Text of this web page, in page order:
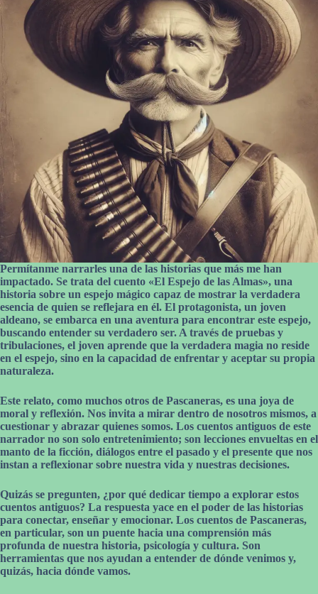
Permítanme narrarles una de las historias que más me han
impactado. Se trata del cuento «El Espejo de las Almas», una
historia sobre un espejo mágico capaz de mostrar la verdadera
esencia de quien se reflejara en él. El protagonista, un joven
aldeano, se embarca en una aventura para encontrar este espejo,
buscando entender su verdadero ser. A través de pruebas y
tribulaciones, el joven aprende que la verdadera magia no reside
en el espejo, sino en la capacidad de enfrentar y aceptar su propia
naturaleza.
Este relato, como muchos otros de Pascaneras, es una joya de
moral y reflexión. Nos invita a mirar dentro de nosotros mismos, a
cuestionar y abrazar quienes somos. Los cuentos antiguos de este
narrador no son solo entretenimiento; son lecciones envueltas en el
manto de la ficción, diálogos entre el pasado y el presente que nos
instan a reflexionar sobre nuestra vida y nuestras decisiones.
Quizás se pregunten, ¿por qué dedicar tiempo a explorar estos
cuentos antiguos? La respuesta yace en el poder de las historias
para conectar, enseñar y emocionar. Los cuentos de Pascaneras,
en particular, son un puente hacia una comprensión más
profunda de nuestra historia, psicología y cultura. Son
herramientas que nos ayudan a entender de dónde venimos y,
quizás, hacia dónde vamos.